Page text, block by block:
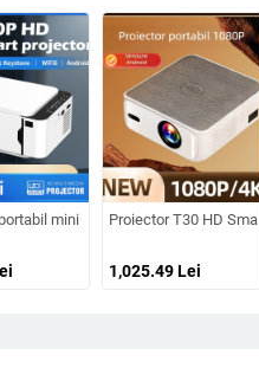
pentru cinema acasă, rezoluție
mini pentru home cinema,
Proiector T30 HD
1,025.49Lei